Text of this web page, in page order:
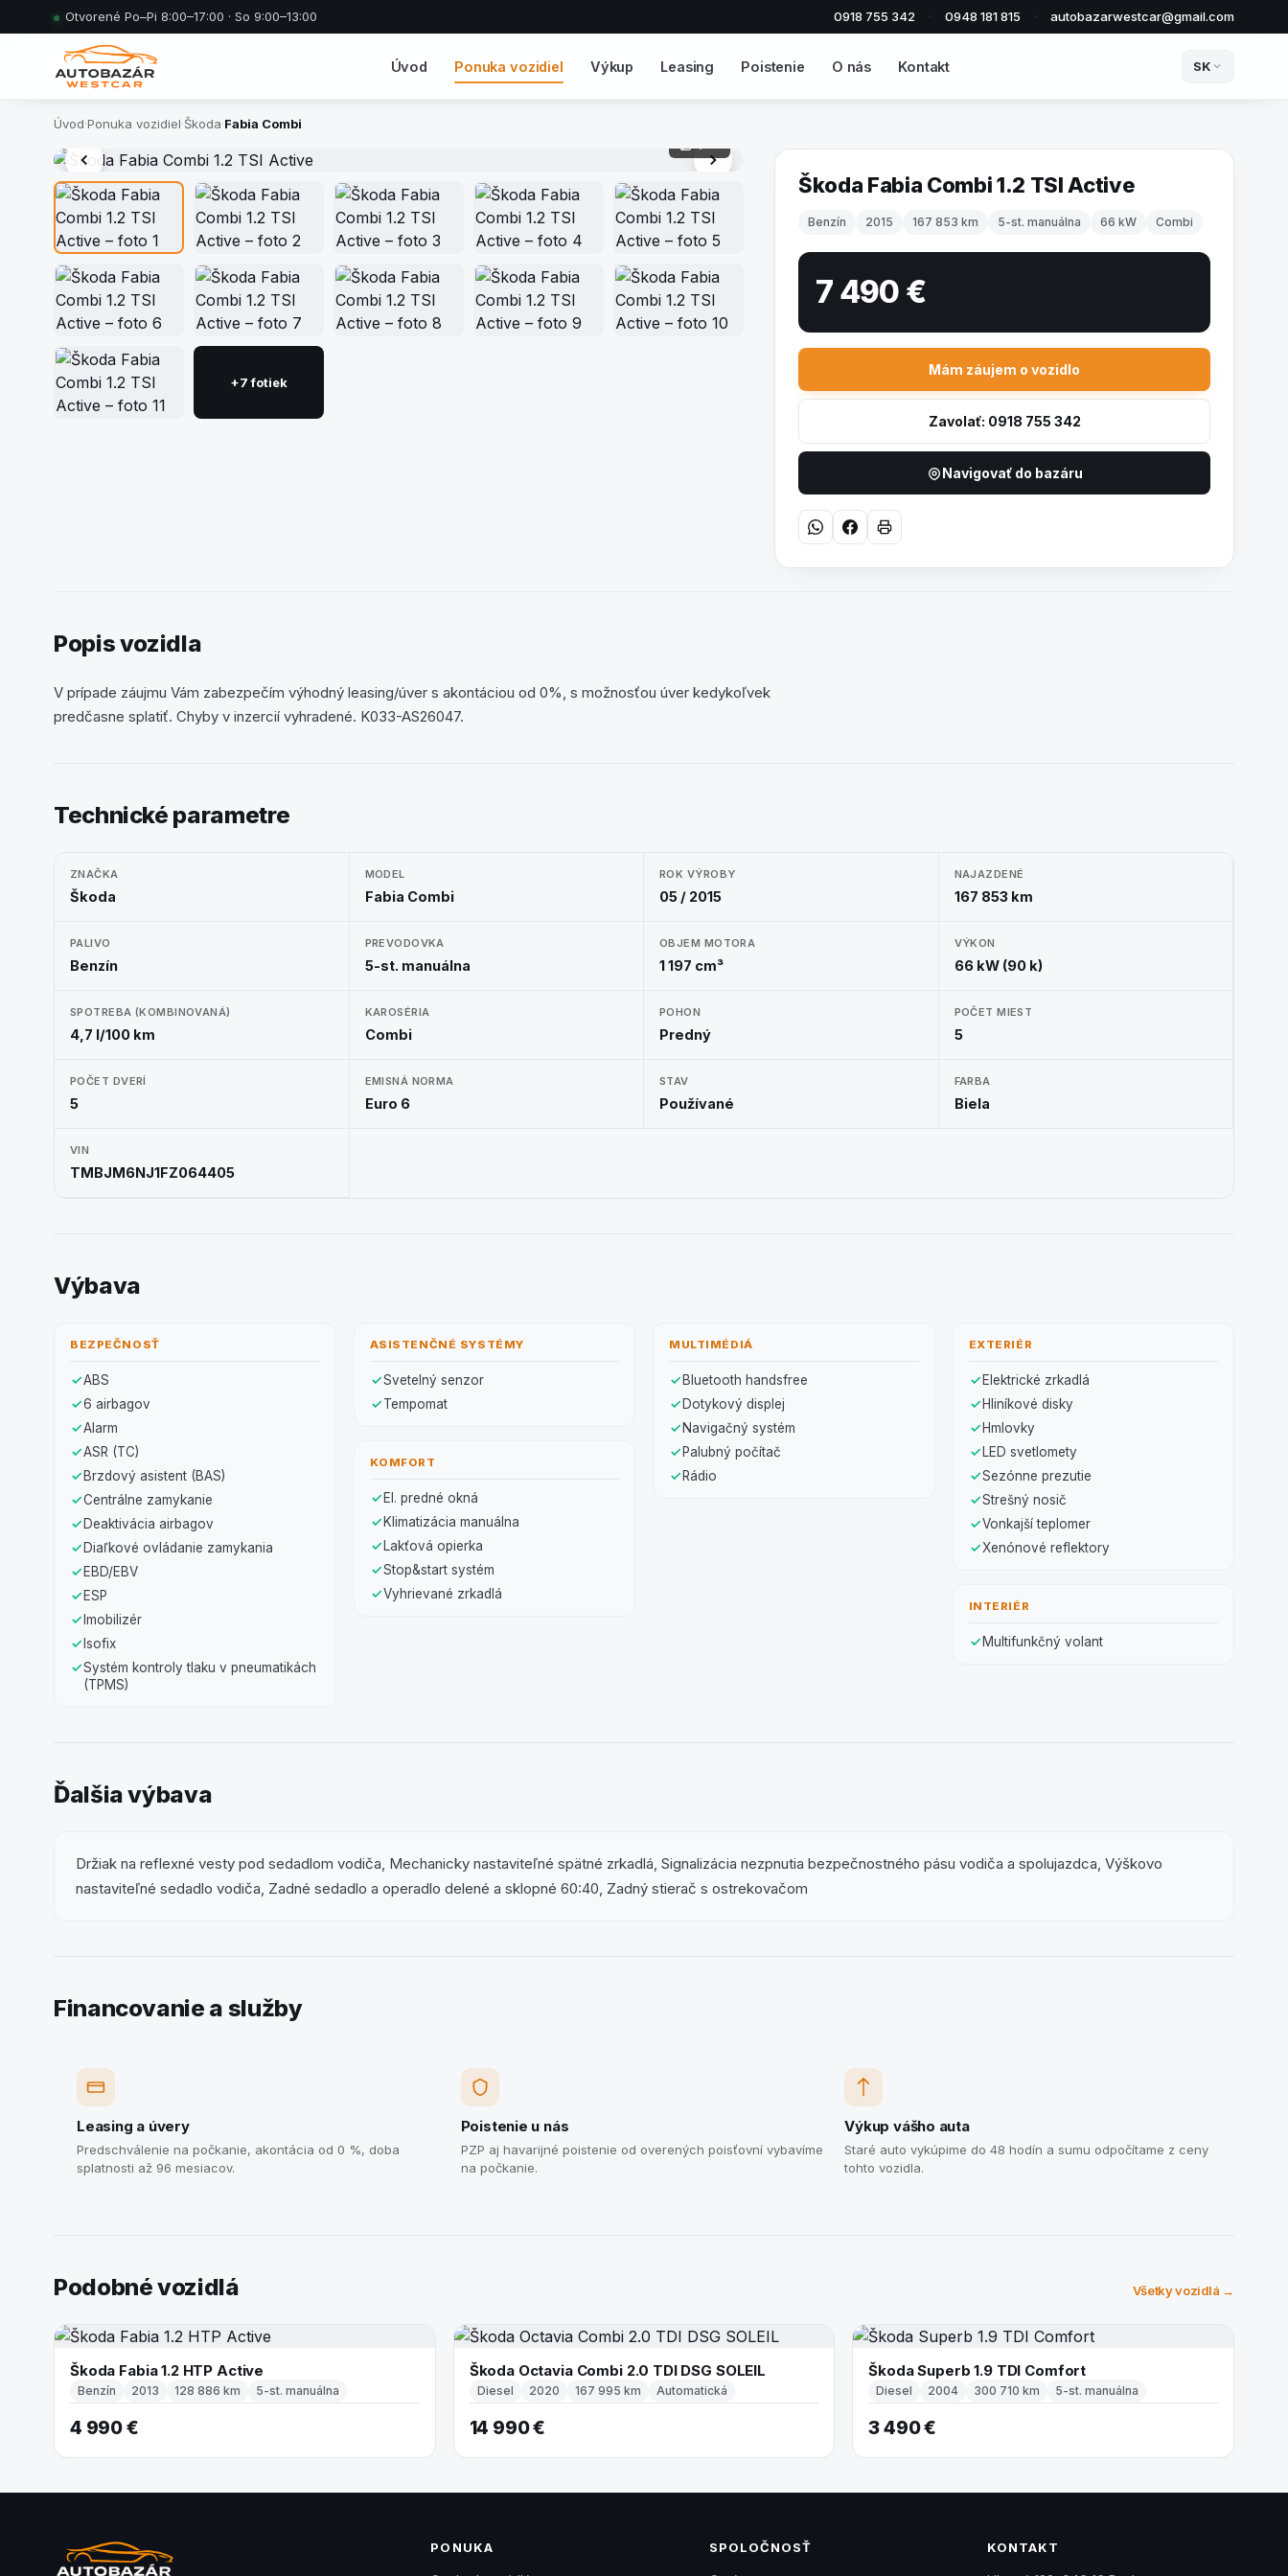
Otvorené Po–Pi 8:00–17:00 · So 9:00–13:00 0918 755 342 · 0948 181 815 · autobazarwestcar@gmail.com
Úvod Ponuka vozidiel Výkup Leasing Poistenie O nás Kontakt SK
Úvod·Ponuka vozidiel·Škoda·Fabia Combi
+7 fotiek
Škoda Fabia Combi 1.2 TSI Active
Benzín 2015 167 853 km 5-st. manuálna 66 kW Combi
7 490 €
Mám záujem o vozidlo
Zavolať: 0918 755 342
Navigovať do bazáru
Popis vozidla
V prípade záujmu Vám zabezpečím výhodný leasing/úver s akontáciou od 0%, s možnosťou úver kedykoľvek
predčasne splatiť. Chyby v inzercií vyhradené. K033-AS26047.
Technické parametre
ZNAČKA
Škoda
MODEL
Fabia Combi
ROK VÝROBY
05 / 2015
NAJAZDENÉ
167 853 km
PALIVO
Benzín
PREVODOVKA
5-st. manuálna
OBJEM MOTORA
1 197 cm³
VÝKON
66 kW (90 k)
SPOTREBA (KOMBINOVANÁ)
4,7 l/100 km
KAROSÉRIA
Combi
POHON
Predný
POČET MIEST
5
POČET DVERÍ
5
EMISNÁ NORMA
Euro 6
STAV
Používané
FARBA
Biela
VIN
TMBJM6NJ1FZ064405
Výbava
BEZPEČNOSŤ
ABS
6 airbagov
Alarm
ASR (TC)
Brzdový asistent (BAS)
Centrálne zamykanie
Deaktivácia airbagov
Diaľkové ovládanie zamykania
EBD/EBV
ESP
Imobilizér
Isofix
Systém kontroly tlaku v pneumatikách
(TPMS)
ASISTENČNÉ SYSTÉMY
Svetelný senzor
Tempomat
KOMFORT
El. predné okná
Klimatizácia manuálna
Lakťová opierka
Stop&start systém
Vyhrievané zrkadlá
MULTIMÉDIÁ
Bluetooth handsfree
Dotykový displej
Navigačný systém
Palubný počítač
Rádio
EXTERIÉR
Elektrické zrkadlá
Hliníkové disky
Hmlovky
LED svetlomety
Sezónne prezutie
Strešný nosič
Vonkajší teplomer
Xenónové reflektory
INTERIÉR
Multifunkčný volant
Ďalšia výbava
Držiak na reflexné vesty pod sedadlom vodiča, Mechanicky nastaviteľné spätné zrkadlá, Signalizácia nezpnutia bezpečnostného pásu vodiča a spolujazdca, Výškovo
nastaviteľné sedadlo vodiča, Zadné sedadlo a operadlo delené a sklopné 60:40, Zadný stierač s ostrekovačom
Financovanie a služby
Leasing a úvery
Predschválenie na počkanie, akontácia od 0 %, doba
splatnosti až 96 mesiacov.
Poistenie u nás
PZP aj havarijné poistenie od overených poisťovní vybavíme
na počkanie.
Výkup vášho auta
Staré auto vykúpime do 48 hodín a sumu odpočítame z ceny
tohto vozidla.
Podobné vozidlá Všetky vozidlá →
Škoda Fabia 1.2 HTP Active
Benzín 2013 128 886 km 5-st. manuálna
4 990 €
Škoda Octavia Combi 2.0 TDI DSG SOLEIL
Diesel 2020 167 995 km Automatická
14 990 €
Škoda Superb 1.9 TDI Comfort
Diesel 2004 300 710 km 5-st. manuálna
3 490 €
PONUKA SPOLOČNOSŤ KONTAKT